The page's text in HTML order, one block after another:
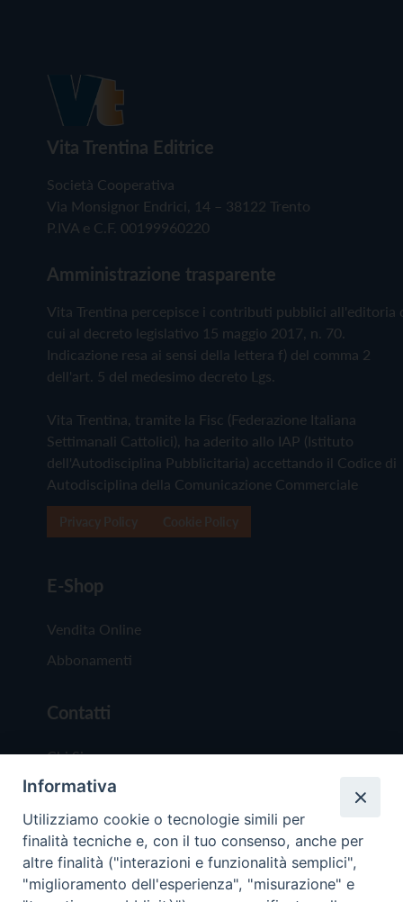
Vita Trentina Editrice
Società Cooperativa
Via Monsignor Endrici, 14 – 38122 Trento
P.IVA e C.F. 00199960220
Amministrazione trasparente
Vita Trentina percepisce i contributi pubblici all'editoria
cui al decreto legislativo 15 maggio 2017, n. 70.
Indicazione resa ai sensi della lettera f) del comma 2
dell'art. 5 del medesimo decreto Lgs.
Vita Trentina, tramite la Fisc (Federazione Italiana
Settimanali Cattolici), ha aderito allo IAP (Istituto
dell'Autodisciplina Pubblicitaria) accettando il Codice di
Autodisciplina della Comunicazione Commerciale
E-Shop
Vendita Online
Abbonamenti
Contatti
Chi Siamo
Redazione
Scrivici
Informativa
Utilizziamo cookie o tecnologie simili per
finalità tecniche e, con il tuo consenso, anche per
altre finalità ("interazioni e funzionalità semplici",
"miglioramento dell'esperienza", "misurazione" e